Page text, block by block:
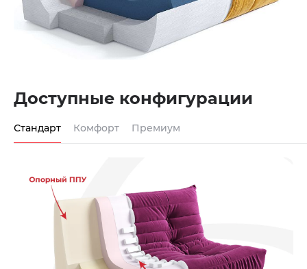
Доступные конфигурации
Стандарт Комфорт Премиум